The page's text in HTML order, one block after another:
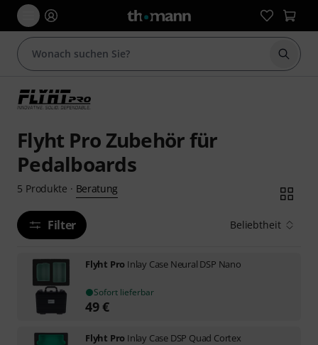
Suche
Flyht Pro Zubehör für
Pedalboards
5 Produkte · Beratung
Filter Beliebtheit
Flyht Pro Inlay Case Neural DSP Nano
Sofort lieferbar
49€
Flyht Pro Inlay Case DSP Quad Cortex